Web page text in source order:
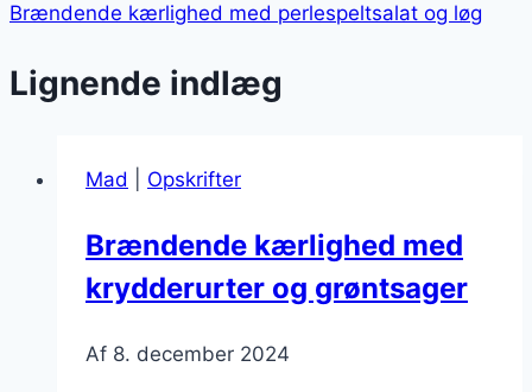
Brændende kærlighed med perlespeltsalat og løg
Lignende indlæg
Mad Opskrifter
Brændende kærlighed med
krydderurter og grøntsager
Af 8. december 2024